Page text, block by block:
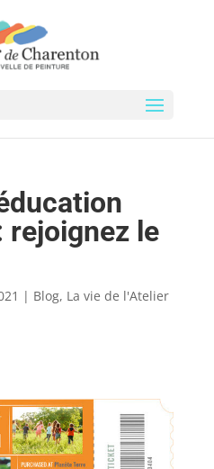
rejoignez le
| Blog, La vie de l'Atelier